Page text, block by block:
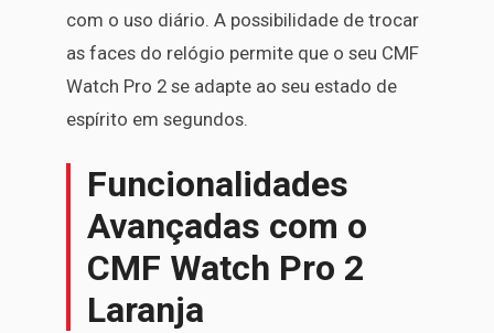
com o uso diário. A possibilidade de trocar
as faces do relógio permite que o seu CMF
Watch Pro 2 se adapte ao seu estado de
espírito em segundos.
Funcionalidades
Avançadas com o
CMF Watch Pro 2
Laranja